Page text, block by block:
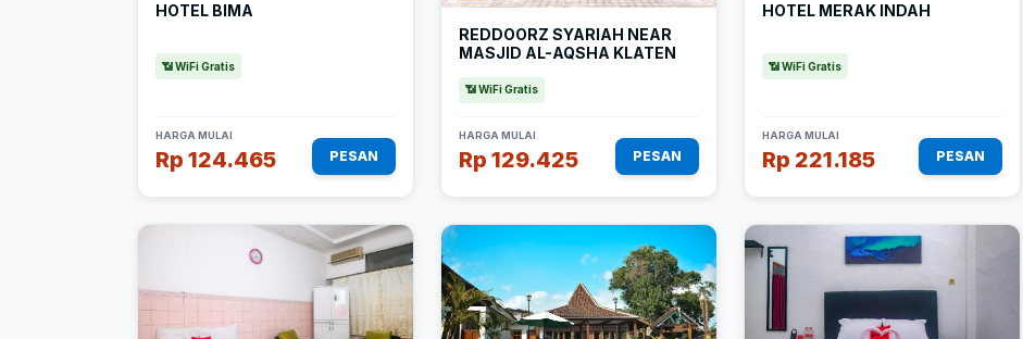
HOTEL BIMA
📶 WiFi Gratis
HARGA MULAI
Rp 124.465 PESAN
REDDOORZ SYARIAH NEAR
MASJID AL-AQSHA KLATEN
📶 WiFi Gratis
HARGA MULAI
Rp 129.425 PESAN
HOTEL MERAK INDAH
📶 WiFi Gratis
HARGA MULAI
Rp 221.185 PESAN